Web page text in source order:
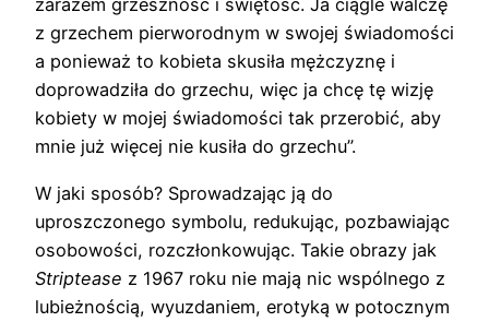
zarazem grzeszność i świętość. Ja ciągle walczę
z grzechem pierworodnym w swojej świadomości
a ponieważ to kobieta skusiła mężczyznę i
doprowadziła do grzechu, więc ja chcę tę wizję
kobiety w mojej świadomości tak przerobić, aby
mnie już więcej nie kusiła do grzechu”.
W jaki sposób? Sprowadzając ją do
uproszczonego symbolu, redukując, pozbawiając
osobowości, rozczłonkowując. Takie obrazy jak
Striptease z 1967 roku nie mają nic wspólnego z
lubieżnością, wyuzdaniem, erotyką w potocznym